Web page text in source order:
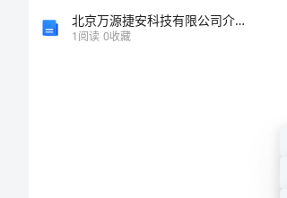
北京万源捷安科技有限公司介绍企业发展分析报告
1阅读 0收藏